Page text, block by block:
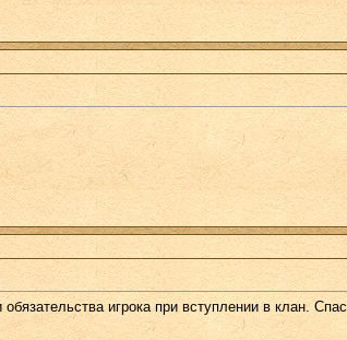
игрока при вступлении в клан.